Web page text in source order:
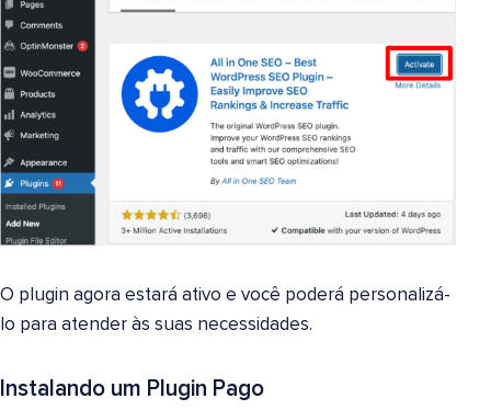
O plugin agora estará ativo e você poderá personalizá-
lo para atender às suas necessidades.
Instalando um Plugin Pago